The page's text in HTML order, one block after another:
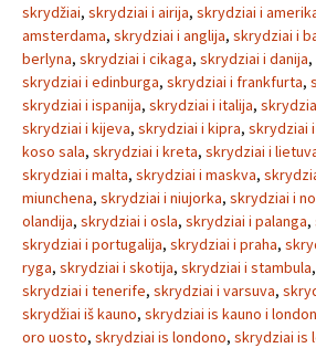
skrydžiai, skrydziai i airija, skrydziai i
amsterdama, skrydziai i anglija, skrydziai i
berlyna, skrydziai i cikaga, skrydziai i danija,
skrydziai i edinburga, skrydziai i frankfurta,
skrydziai i ispanija, skrydziai i italija,
skrydziai i kijeva, skrydziai i kipra, skrydziai
koso sala, skrydziai i kreta, skrydziai i
skrydziai i malta, skrydziai i maskva,
miunchena, skrydziai i niujorka, skrydziai i
olandija, skrydziai i osla, skrydziai i palanga,
skrydziai i portugalija, skrydziai i praha,
ryga, skrydziai i skotija, skrydziai i stambula,
skrydziai i tenerife, skrydziai i varsuva,
skrydžiai iš kauno, skrydziai is kauno i
oro uosto, skrydziai is londono, skrydziai is